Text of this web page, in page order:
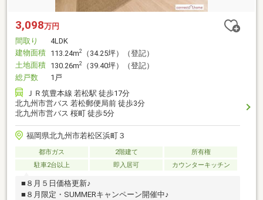
3,098万円
間取り
4LDK
建物面積 113.24m2
（34.25坪）（登記）
土地面積 130.26m2
（39.40坪）（登記）
総戸数
1戸
ＪＲ筑豊本線 若松駅 徒歩17分
北九州市営バス 若松郵便局前 徒歩3分
北九州市営バス 桜町 徒歩5分
福岡県北九州市若松区浜町３
都市ガス 2階建て
所有権
駐車2台以上
即入居可 カウンターキッチン
■８月５日価格更新♪
■８月限定・SUMMERキャンペーン開催中♪